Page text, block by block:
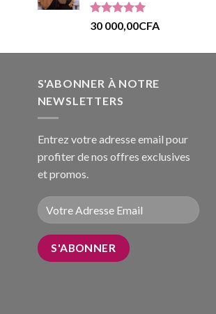
Note5.00
30 000,00CFA
S'ABONNER À NOTRE
NEWSLETTERS
Entrez votre adresse email pour
profiter de nos offres exclusives
et promos.